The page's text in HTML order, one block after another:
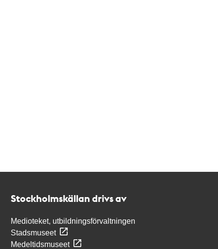
Stockholmskällan drivs av
Medioteket, utbildningsförvaltningen
Stadsmuseet
Medeltidsmuseet